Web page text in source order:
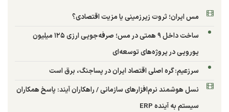
مس ایران؛ ثروت زیرزمینی یا مزیت اقتصادی؟
ساخت داخل ۹ همتی در مس؛ صرفه‌جویی ارزی ۱۲۵ میلیون
یورویی در پروژه‌های توسعه‌ای
سرزعیم: گره اصلی اقتصاد ایران در پساجنگ، برق است
نسل هوشمند نرم‌افزارهای سازمانی / راهکاران آیند: پاسخ همکاران
سیستم به آینده ERP